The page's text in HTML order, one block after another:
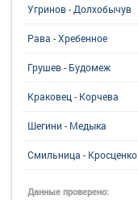
Угринов - Долхобычув
Рава - Хребенное
Грушев - Будомеж
Краковец - Корчева
Шегини - Медыка
Смильница - Кросценко
Данные проверено: